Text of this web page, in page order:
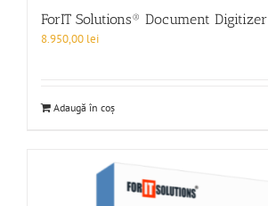
ForIT Solutions® Document Digitizer
8.950,00 lei
Adaugă în coș